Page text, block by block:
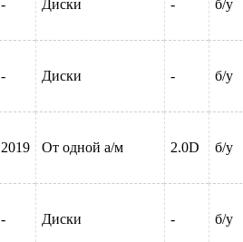
- Диски - б/у
- Диски - б/у
2019 От одной а/м 2.0D б/у
- Диски - б/у